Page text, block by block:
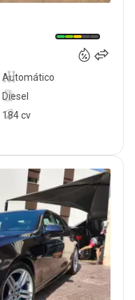
Automático
184 cv
Diesel